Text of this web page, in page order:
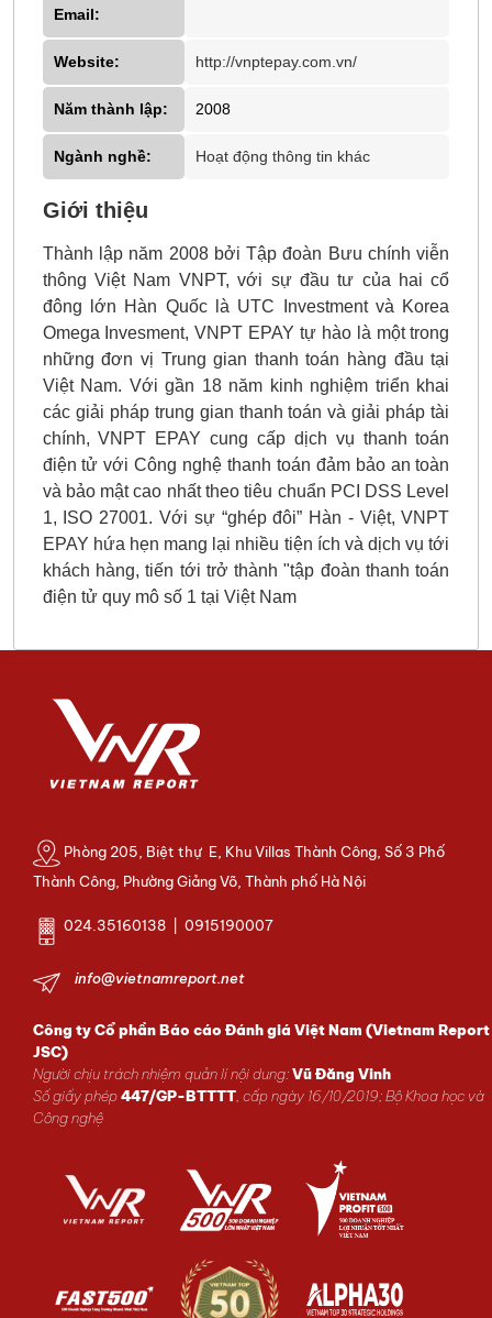
Email:
Website: http://vnptepay.com.vn/
Năm thành lập: 2008
Ngành nghề: Hoạt động thông tin khác
Giới thiệu
Thành lập năm 2008 bởi Tập đoàn Bưu chính viễn
thông Việt Nam VNPT, với sự đầu tư của hai cổ
đông lớn Hàn Quốc là UTC Investment và Korea
Omega Invesment, VNPT EPAY tự hào là một trong
những đơn vị Trung gian thanh toán hàng đầu tại
Việt Nam. Với gần 18 năm kinh nghiệm triển khai
các giải pháp trung gian thanh toán và giải pháp tài
chính, VNPT EPAY cung cấp dịch vụ thanh toán
điện tử với Công nghệ thanh toán đảm bảo an toàn
và bảo mật cao nhất theo tiêu chuẩn PCI DSS Level
1, ISO 27001. Với sự “ghép đôi” Hàn - Việt, VNPT
EPAY hứa hẹn mang lại nhiều tiện ích và dịch vụ tới
khách hàng, tiến tới trở thành "tập đoàn thanh toán
điện tử quy mô số 1 tại Việt Nam
Phòng 205, Biệt thự E, Khu Villas Thành Công, Số 3 Phố
Thành Công, Phường Giảng Võ, Thành phố Hà Nội
024.35160138 | 0915190007
info@vietnamreport.net
Công ty Cổ phần Báo cáo Đánh giá Việt Nam (Vietnam Report
JSC)
Người chịu trách nhiệm quản lí nội dung:Vũ Đăng Vinh
Số giấy phép447/GP-BTTTT, cấp ngày 16/10/2019; Bộ Khoa học và
Công nghệ